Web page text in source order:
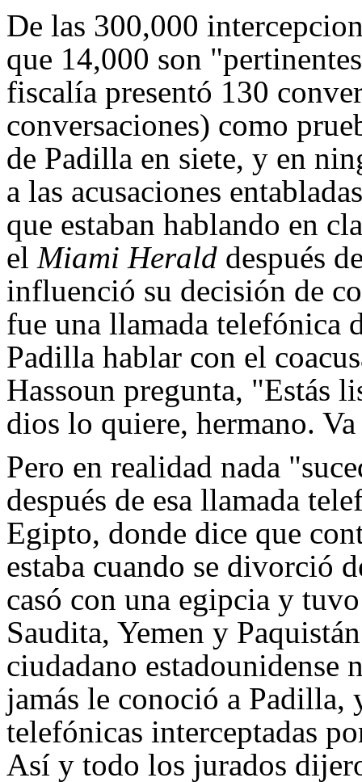
De las 300,000
que 14,000 son
fiscalía presentó 130
conversaciones) como
de Padilla en siete, y en
a las acusaciones
que estaban hablando en
el Miami Herald después
influenció su decisión de
fue una llamada telefónica
Padilla hablar con el
Hassoun pregunta, "Estás
dios lo quiere, hermano.
Pero en realidad nada
después de esa llamada
Egipto, donde dice que
estaba cuando se divorció
casó con una egipcia y
Saudita, Yemen y
ciudadano estadounidense
jamás le conoció a Padilla,
telefónicas interceptadas
Así y todo los jurados